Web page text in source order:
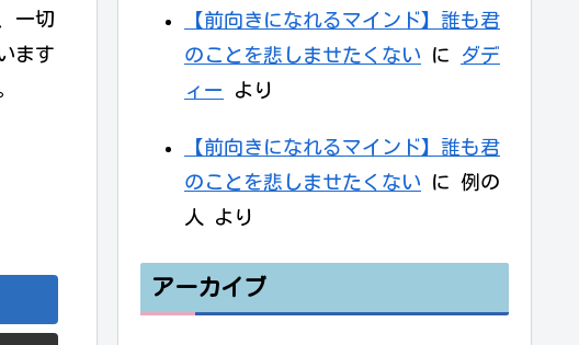
一切
ます
【前向きになれるマインド】誰も君
のことを悲しませたくない に
ダデ
ィー
より
【前向きになれるマインド】誰も君
のことを悲しませたくない に 例の
人
より
アーカイブ